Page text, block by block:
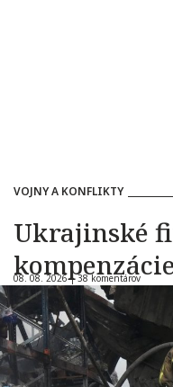
VOJNY A KONFLIKTY
Ukrajinské
08. 08. 2026 |38 komentárov